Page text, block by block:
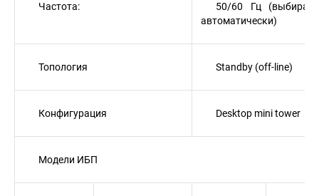
Частота:
50/60 Гц
автоматически)
Топология Standby (off-line)
Конфигурация Desktop mini tower
Модели ИБП